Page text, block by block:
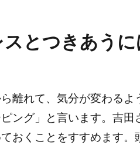
とつきあうに
離れて、気分が変わるよ
ング」と言います。吉
おくことをすすめます